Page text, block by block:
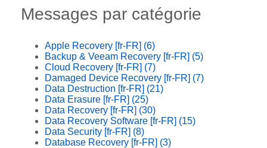
Messages par catégorie
Apple Recovery [fr-FR] (6)
Backup & Veeam Recovery [fr-FR] (5)
Cloud Recovery [fr-FR] (7)
Damaged Device Recovery [fr-FR] (7)
Data Destruction [fr-FR] (21)
Data Erasure [fr-FR] (25)
Data Recovery [fr-FR] (30)
Data Recovery Software [fr-FR] (15)
Data Security [fr-FR] (8)
Database Recovery [fr-FR] (3)